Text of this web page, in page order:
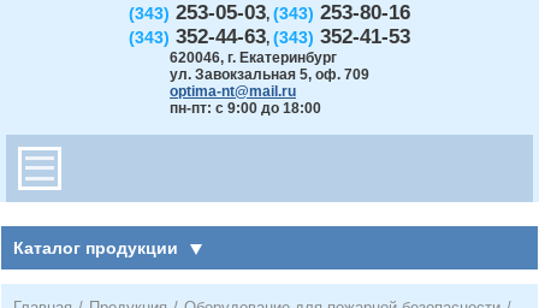
(343) 253-05-03, (343) 253-80-16
(343) 352-44-63, (343) 352-41-53
620046, г. Екатеринбург
ул. Завокзальная 5, оф. 709
optima-nt@mail.ru
пн-пт: с 9:00 до 18:00
Каталог продукции